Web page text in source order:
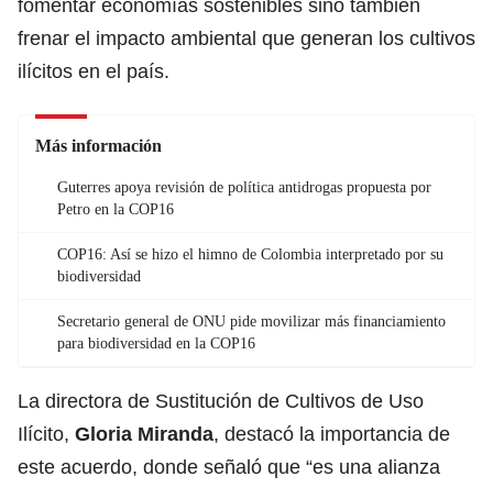
fomentar economías sostenibles sino también
frenar el impacto ambiental que generan los cultivos
ilícitos en el país.
Más información
Guterres apoya revisión de política antidrogas propuesta por
Petro en la COP16
COP16: Así se hizo el himno de Colombia interpretado por su
biodiversidad
Secretario general de ONU pide movilizar más financiamiento
para biodiversidad en la COP16
La directora de Sustitución de Cultivos de Uso
Ilícito, Gloria Miranda, destacó la importancia de
este acuerdo, donde señaló que “es una alianza